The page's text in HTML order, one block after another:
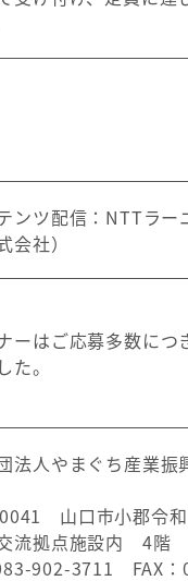
テンツ配信：NTTラー
会社）
ーはご応募多数につ
た。
法人やまぐち産業
山口市小郡令
流拠点施設内 4階
902-3711 FAX：